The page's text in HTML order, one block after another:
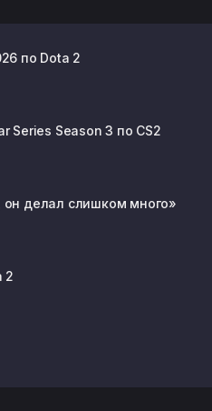
по Dota 2
Series Season 3 по CS2
он делал слишком много»
2